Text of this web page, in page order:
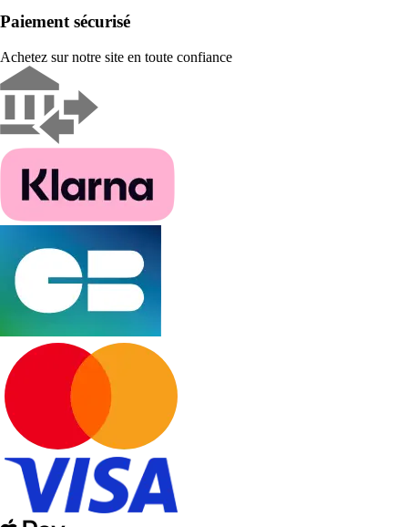
Paiement sécurisé
Achetez sur notre site en toute confiance